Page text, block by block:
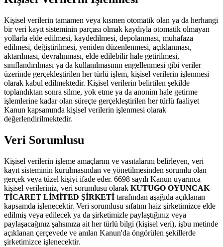
Kişisel verilerin tamamen veya kısmen otomatik olan ya da herhangi
bir veri kayıt sisteminin parçası olmak kaydıyla otomatik olmayan
yollarla elde edilmesi, kaydedilmesi, depolanması, muhafaza
edilmesi, değiştirilmesi, yeniden düzenlenmesi, açıklanması,
aktarılması, devralınması, elde edilebilir hale getirilmesi,
sınıflandırılması ya da kullanılmasının engellenmesi gibi veriler
üzerinde gerçekleştirilen her türlü işlem, kişisel verilerin işlenmesi
olarak kabul edilmektedir. Kişisel verilerin belirtilen şekilde
toplandıktan sonra silme, yok etme ya da anonim hale getirme
işlemlerine kadar olan süreçte gerçekleştirilen her türlü faaliyet
Kanun kapsamında kişisel verilerin işlenmesi olarak
değerlendirilmektedir.
Veri Sorumlusu
Kişisel verilerin işleme amaçlarını ve vasıtalarını belirleyen, veri
kayıt sisteminin kurulmasından ve yönetilmesinden sorumlu olan
gerçek veya tüzel kişiyi ifade eder. 6698 sayılı Kanun uyarınca
kişisel verileriniz, veri sorumlusu olarak KUTUGO OYUNCAK
TİCARET LİMİTED ŞİRKETİ tarafından aşağıda açıklanan
kapsamda işlenecektir. Veri sorumlusu sıfatını haiz şirketimizce elde
edilmiş veya edilecek ya da şirketimizle paylaştığınız veya
paylaşacağınız şahsınıza ait her türlü bilgi (kişisel veri), işbu metinde
açıklanan çerçevede ve anılan Kanun'da öngörülen şekillerde
şirketimizce işlenecektir.